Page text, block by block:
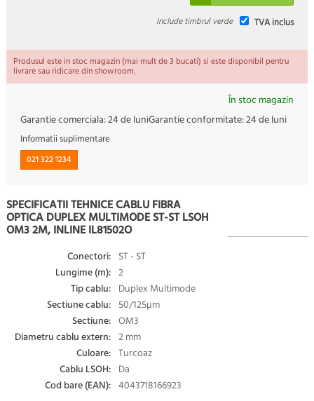
TVA inclus
Include timbrul verde
Produsul este in stoc magazin (mai mult de 3 bucati) si este disponibil pentru
livrare sau ridicare din showroom.
În stoc magazin
Garantie comerciala:24 de luniGarantie conformitate:24 de luni
Informatii suplimentare
021 322 1234
SPECIFICATII TEHNICE CABLU FIBRA
OPTICA DUPLEX MULTIMODE ST-ST LSOH
OM3 2M, INLINE IL81502O
Conectori: ST - ST
Lungime (m): 2
Tip cablu: Duplex Multimode
Sectiune cablu: 50/125µm
Sectiune: OM3
Diametru cablu extern: 2 mm
Culoare: Turcoaz
Cablu LSOH: Da
Cod bare (EAN): 4043718166923